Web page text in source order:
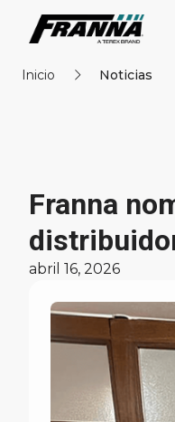
Inicio Noticias
Franna
abril 16, 2026